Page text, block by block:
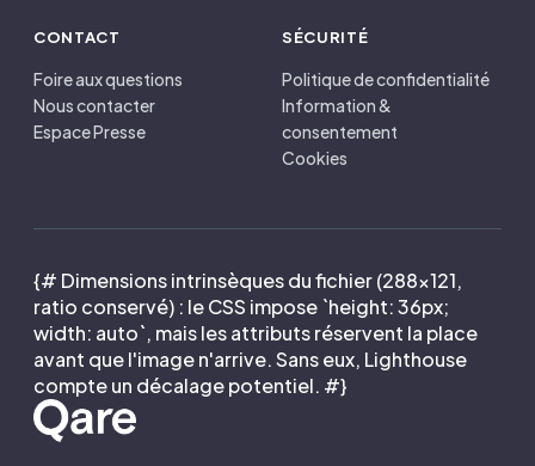
CONTACT
Foire aux questions
Nous contacter
Espace Presse
SÉCURITÉ
Politique de confidentialité
Information &
consentement
Cookies
{# Dimensions intrinsèques du fichier (288×121,
ratio conservé) : le CSS impose `height: 36px;
width: auto`, mais les attributs réservent la place
avant que l'image n'arrive. Sans eux, Lighthouse
compte un décalage potentiel. #}